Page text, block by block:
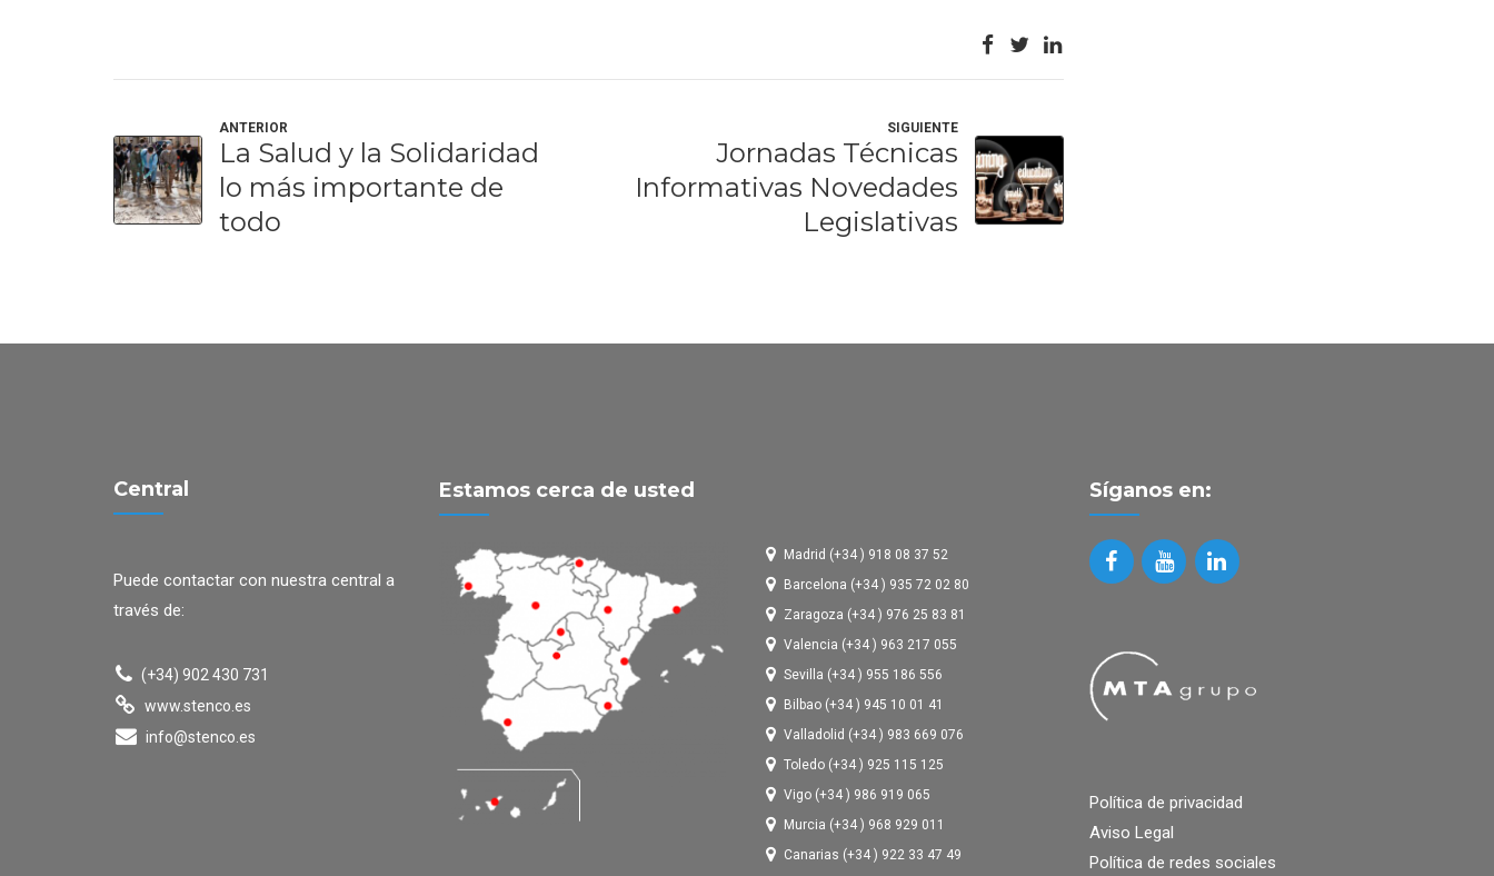
ANTERIOR
La Salud y la Solidaridad
lo más importante de
todo
SIGUIENTE
Jornadas Técnicas
Informativas Novedades
Legislativas
Central
Puede contactar con nuestra central a
través de:
(+34) 902 430 731
www.stenco.es
info@stenco.es
Estamos cerca de usted
Madrid (+34 ) 918 08 37 52
Barcelona (+34 ) 935 72 02 80
Zaragoza (+34 ) 976 25 83 81
Valencia (+34 ) 963 217 055
Sevilla (+34 ) 955 186 556
Bilbao (+34 ) 945 10 01 41
Valladolid (+34 ) 983 669 076
Toledo (+34 ) 925 115 125
Vigo (+34 ) 986 919 065
Murcia (+34 ) 968 929 011
Canarias (+34 ) 922 33 47 49
Síganos en:
Política de privacidad
Aviso Legal
Política de redes sociales